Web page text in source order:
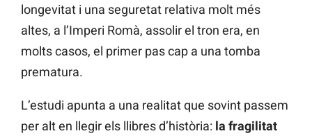
longevitat i una seguretat relativa molt més
altes, a l’Imperi Romà, assolir el tron era, en
molts casos, el primer pas cap a una tomba
prematura.
L’estudi apunta a una realitat que sovint passem
per alt en llegir els llibres d’història: la fragilitat